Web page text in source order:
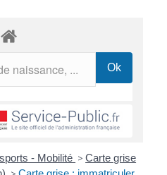
- Mobilité > Carte grise